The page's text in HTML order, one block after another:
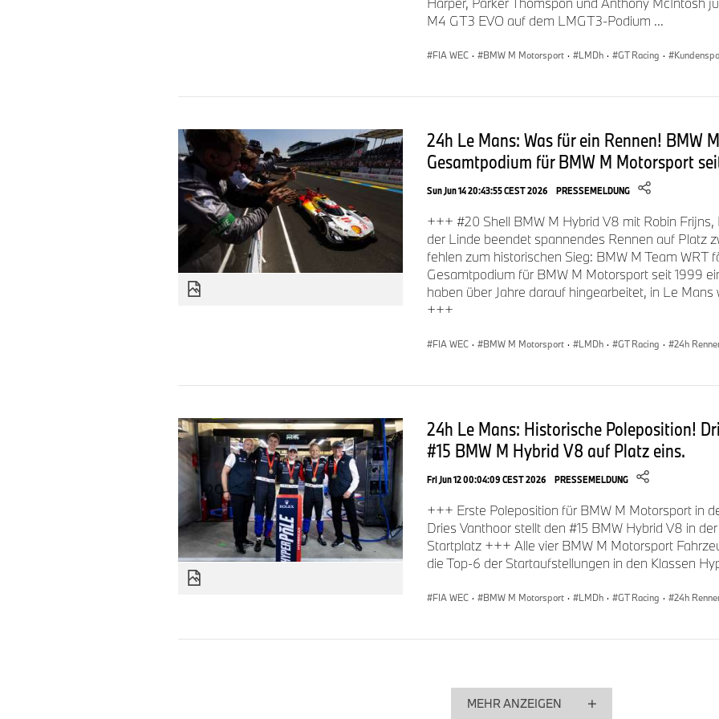
René Rast (BMW M Team WRT, #20 Shell BMW M
Maximum herausgeholt, mehr war nicht drin. Wir waren von
aber wir waren diesmal leider noch etwas zu langsam.“
Kevin Magnussen (BMW M Team WRT, #15 BMW M
unglückliches Rennen für uns. Das Bremsproblem hat uns
Chancen gebracht. So etwas kann leider passieren. Wir
paar Mal Pech. Hoffentlich können wir in den verbleibenden
Valentino Rossi
zehn nicht das, wofür wir gekommen sind. Wir wollten mehr,
Pace nicht fantastisch waren. Wir greifen nächstes Mal
Augusto Farfus (The Bend Team WRT, #31 BMW M4 GT3
unglaublich frustrierend, wenn du mit deiner Crew ein
keine Chance hast, mit der Spitze mitzuhalten. Das war
Wochenende über absehbar. Ich bin wieder extrem gerne
Heimat gefahren, aber ich hätte mich ihnen auf der Strecke
präsentiert. Das war unter den gegebenen Voraussetzungen
M4 GT3 EVO auf dem LMGT3-Podium ...
FIA WEC · BMW M Motorsport · LMDh · GT Racing ·
24h Le Mans: Was für ein Rennen! BMW
Gesamtpodium für BMW M Motorsport
Sun Jun 14 20:43:55 CEST 2026 PRESSEMELDUNG
+++ #20 Shell BMW M Hybrid V8 mit Robin Frijns,
der Linde beendet spannendes Rennen auf Platz
fehlen zum historischen Sieg: BMW M Team WRT
Gesamtpodium für BMW M Motorsport seit 1999
haben über Jahre darauf hingearbeitet, in Le Mans
+++
FIA WEC · BMW M Motorsport · LMDh · GT Racing · 24h
24h Le Mans: Historische Poleposition!
#15 BMW M Hybrid V8 auf Platz eins.
Fri Jun 12 00:04:09 CEST 2026 PRESSEMELDUNG
+++ Erste Poleposition für BMW M Motorsport in
Dries Vanthoor stellt den #15 BMW Hybrid V8 in
Startplatz +++ Alle vier BMW M Motorsport
die Top-6 der Startaufstellungen in den Klassen
FIA WEC · BMW M Motorsport · LMDh · GT Racing · 24h
MEHR ANZEIGEN